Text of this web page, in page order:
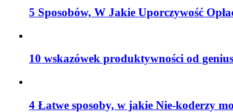
5 Sposobów, W Jakie Uporczywość
10 wskazówek produktywności od
4 Łatwe sposoby, w jakie Nie-koderzy